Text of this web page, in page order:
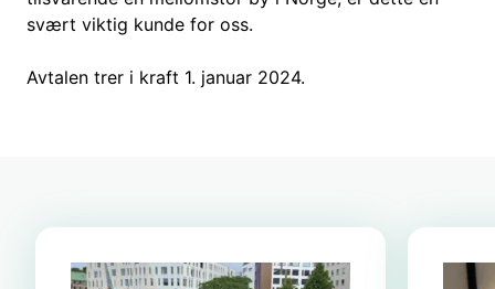
svært viktig kunde for oss.
Avtalen trer i kraft 1. januar 2024.